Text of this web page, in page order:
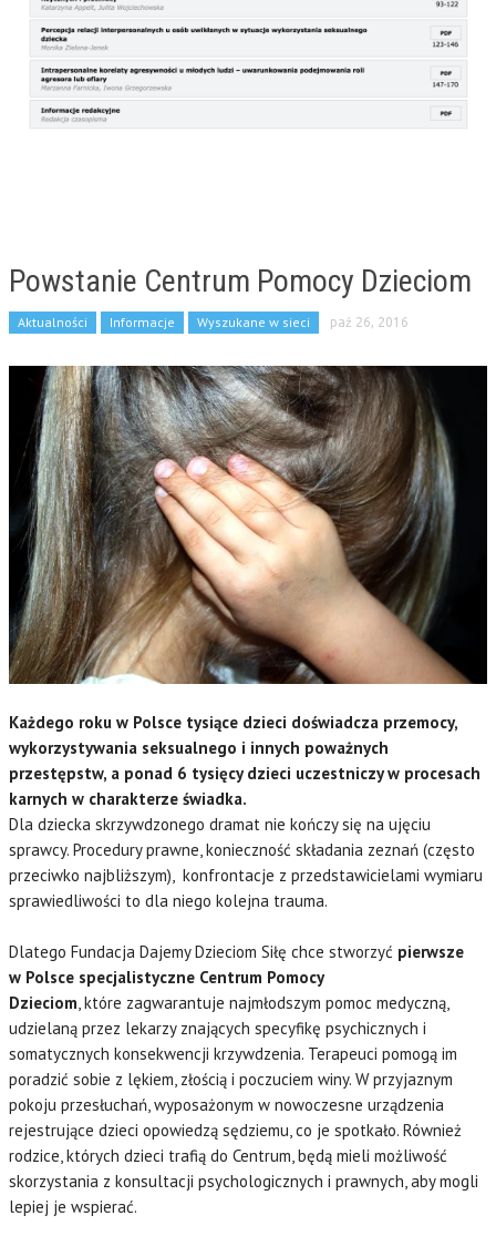
Powstanie Centrum Pomocy Dzieciom
Aktualności Informacje Wyszukane w sieci paź 26, 2016
Każdego roku w Polsce tysiące dzieci doświadcza przemocy,
wykorzystywania seksualnego i innych poważnych
przestępstw, a ponad 6 tysięcy dzieci uczestniczy w procesach
karnych w charakterze świadka.
Dla dziecka skrzywdzonego dramat nie kończy się na ujęciu
sprawcy. Procedury prawne, konieczność składania zeznań (często
przeciwko najbliższym), konfrontacje z przedstawicielami wymiaru
sprawiedliwości to dla niego kolejna trauma.
Dlatego Fundacja Dajemy Dzieciom Siłę chce stworzyć pierwsze
w Polsce specjalistyczne Centrum Pomocy
Dzieciom , które zagwarantuje najmłodszym pomoc medyczną,
udzielaną przez lekarzy znających specyfikę psychicznych i
somatycznych konsekwencji krzywdzenia. Terapeuci pomogą im
poradzić sobie z lękiem, złością i poczuciem winy. W przyjaznym
pokoju przesłuchań, wyposażonym w nowoczesne urządzenia
rejestrujące dzieci opowiedzą sędziemu, co je spotkało. Również
rodzice, których dzieci trafią do Centrum, będą mieli możliwość
skorzystania z konsultacji psychologicznych i prawnych, aby mogli
lepiej je wspierać.